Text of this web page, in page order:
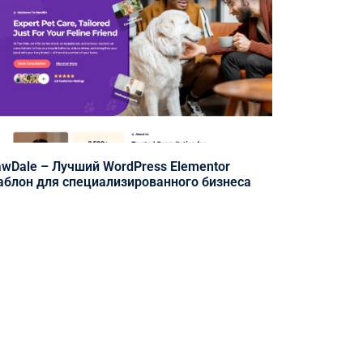
– Лучший WordPress Elementor
для специализированного бизнеса